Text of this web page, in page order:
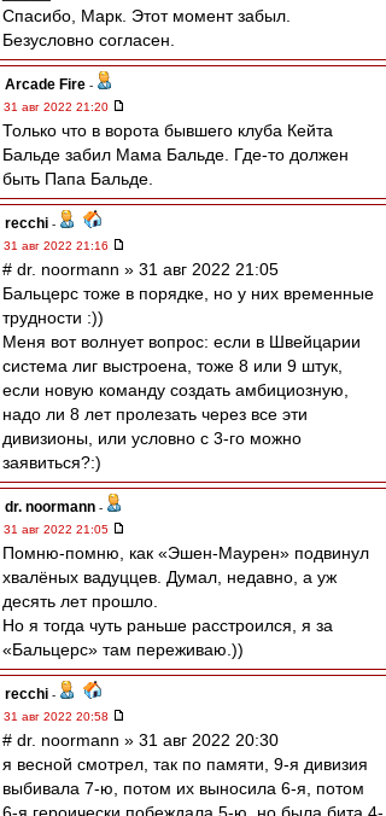
Спасибо, Марк. Этот момент забыл.
Безусловно согласен.
Arcade Fire -
31 авг 2022 21:20
Только что в ворота бывшего клуба Кейта
Бальде забил Мама Бальде. Где-то должен
быть Папа Бальде.
recchi -
31 авг 2022 21:16
# dr. noormann » 31 авг 2022 21:05
Бальцерс тоже в порядке, но у них временные
трудности :))
Меня вот волнует вопрос: если в Швейцарии
система лиг выстроена, тоже 8 или 9 штук,
если новую команду создать амбициозную,
надо ли 8 лет пролезать через все эти
дивизионы, или условно с 3-го можно
заявиться?:)
dr. noormann -
31 авг 2022 21:05
Помню-помню, как «Эшен-Маурен» подвинул
хвалёных вадуццев. Думал, недавно, а уж
десять лет прошло.
Но я тогда чуть раньше расстроился, я за
«Бальцерс» там переживаю.))
recchi -
31 авг 2022 20:58
# dr. noormann » 31 авг 2022 20:30
я весной смотрел, так по памяти, 9-я дивизия
выбивала 7-ю, потом их выносила 6-я, потом